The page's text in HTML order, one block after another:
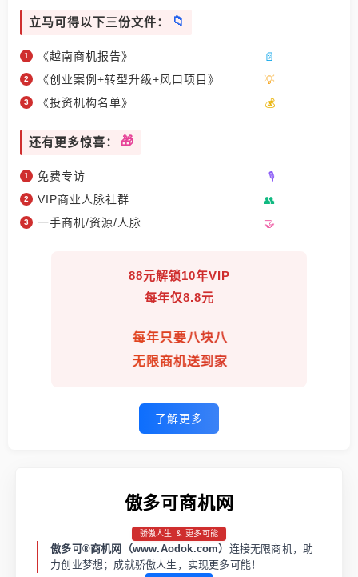
立马可得以下三份文件：
《越南商机报告》
《创业案例+转型升级+风口项目》
《投资机构名单》
还有更多惊喜：
免费专访
VIP商业人脉社群
一手商机/资源/人脉
88元解锁10年VIP
每年仅8.8元
每年只要八块八
无限商机送到家
了解更多
傲多可商机网
骄傲人生 ＆ 更多可能
傲多可®商机网（www.Aodok.com） 连接无限商机，助
力创业梦想；成就骄傲人生，实现更多可能！